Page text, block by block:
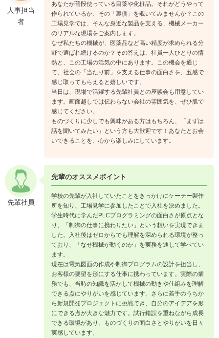
人事担当
者
あなたが普段使っている目薬や化粧品。それがどうやって
作られているか、その「裏側」を覗いてみませんか？この
工場見学では、そんな身近な製品を支える、機械メーカー
のリアルな現場をご案内します。
なぜ私たちの機械が、医薬品など高い精度が求められる分
野で選ばれ続けるのか？その答えは、社員一人ひとりの情
熱と、この工場の活気の中にあります。この機会を通じ
て、社会の「当たり前」を支える仕事の面白さを、五感で
感じ取ってもらえると嬉しいです。
当日は、現場で活躍する先輩社員との座談会も用意してい
ます。画面越しでは伝わらない会社の雰囲気を、ぜひ肌で
感じてください。
ものづくりに少しでも興味がある方はもちろん、「まずは
話を聞いてみたい」という方も大歓迎です！あなたとお会
いできることを、心から楽しみにしています。
先輩社員
先輩のオススメポイント
学校の先輩が入社していたことをきっかけにケーテー製作
所を知り、工場見学に参加したことで入社を決めました。
学生時代に学んだPLCプログラミングの面白さが原点とな
り、「制御の仕事に携わりたい」という想いを実現できま
した。入社後はゼロからでも理解を深められる環境が整っ
ており、「なぜ機械が動くのか」を実務を通して学べてい
ます。
現在は電気図面の作成や制御プログラムの設計を担当し、
お客様の要望を形にする仕事に携わっています。実際の業
務でも、当時の知識を活かして機械の動きや仕組みを理解
できる点にやりがいを感じています。さらに若手のうちか
ら新規開発プロジェクトに挑戦でき、自分のアイデアを形
にできる点が大きな魅力です。試行錯誤を重ねながら成長
できる環境があり、ものづくりの面白さとやりがいを日々
実感しています。